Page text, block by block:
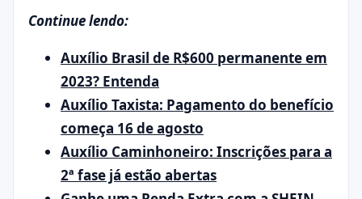
Continue lendo:
Auxílio Brasil de R$600 permanente em
2023? Entenda
Auxílio Taxista: Pagamento do benefício
começa 16 de agosto
Auxílio Caminhoneiro: Inscrições para a
2ª fase já estão abertas